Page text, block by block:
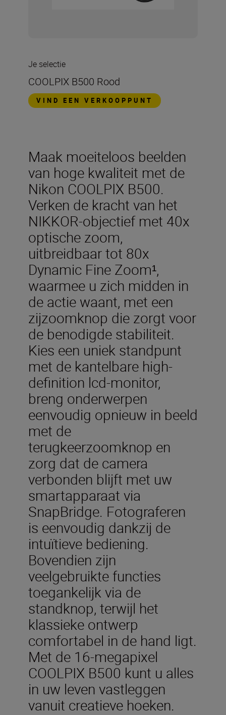
Je selectie
COOLPIX B500 Rood
VIND EEN VERKOOPPUNT
Maak moeiteloos beelden
van hoge kwaliteit met de
Nikon COOLPIX B500.
Verken de kracht van het
NIKKOR-objectief met 40x
optische zoom,
uitbreidbaar tot 80x
Dynamic Fine Zoom¹,
waarmee u zich midden in
de actie waant, met een
zijzoomknop die zorgt voor
de benodigde stabiliteit.
Kies een uniek standpunt
met de kantelbare high-
definition lcd-monitor,
breng onderwerpen
eenvoudig opnieuw in beeld
met de
terugkeerzoomknop en
zorg dat de camera
verbonden blijft met uw
smartapparaat via
SnapBridge. Fotograferen
is eenvoudig dankzij de
intuïtieve bediening.
Bovendien zijn
veelgebruikte functies
toegankelijk via de
standknop, terwijl het
klassieke ontwerp
comfortabel in de hand ligt.
Met de 16-megapixel
COOLPIX B500 kunt u alles
in uw leven vastleggen
vanuit creatieve hoeken.